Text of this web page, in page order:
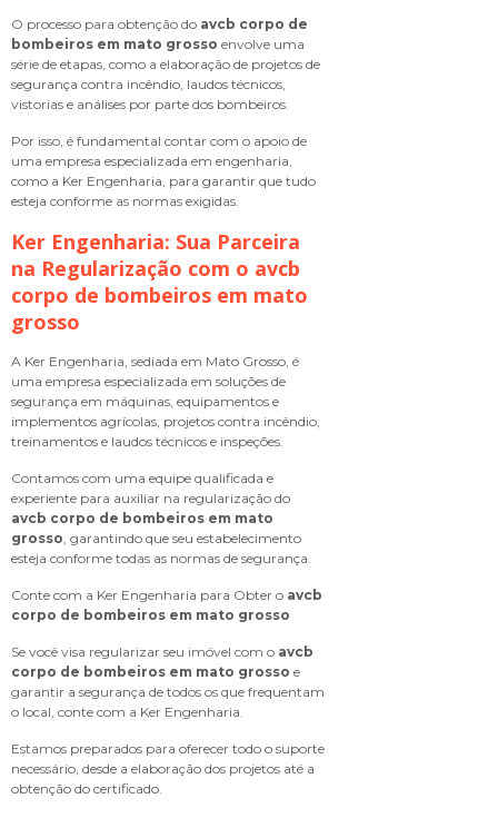
O processo para obtenção do avcb corpo de
bombeiros em mato grosso envolve uma
série de etapas, como a elaboração de projetos de
segurança contra incêndio, laudos técnicos,
vistorias e análises por parte dos bombeiros.
Por isso, é fundamental contar com o apoio de
uma empresa especializada em engenharia,
como a Ker Engenharia, para garantir que tudo
esteja conforme as normas exigidas.
Ker Engenharia: Sua Parceira
na Regularização com o avcb
corpo de bombeiros em mato
grosso
A Ker Engenharia, sediada em Mato Grosso, é
uma empresa especializada em soluções de
segurança em máquinas, equipamentos e
implementos agrícolas, projetos contra incêndio,
treinamentos e laudos técnicos e inspeções.
Contamos com uma equipe qualificada e
experiente para auxiliar na regularização do
avcb corpo de bombeiros em mato
grosso, garantindo que seu estabelecimento
esteja conforme todas as normas de segurança.
Conte com a Ker Engenharia para Obter o avcb
corpo de bombeiros em mato grosso
Se você visa regularizar seu imóvel com o avcb
corpo de bombeiros em mato grosso e
garantir a segurança de todos os que frequentam
o local, conte com a Ker Engenharia.
Estamos preparados para oferecer todo o suporte
necessário, desde a elaboração dos projetos até a
obtenção do certificado.